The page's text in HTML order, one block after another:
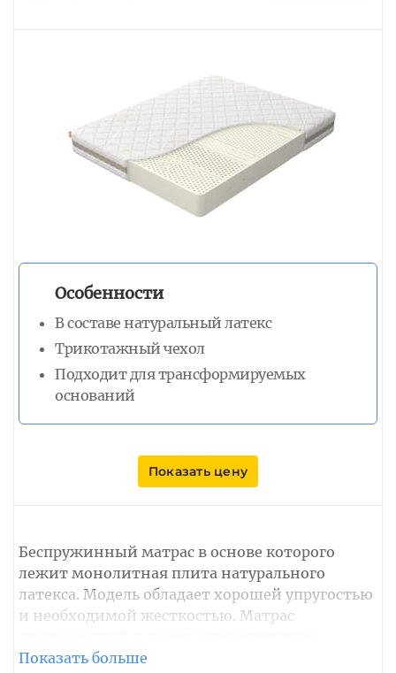
Особенности
В составе натуральный латекс
Трикотажный чехол
Подходит для трансформируемых
оснований
Показать цену
Беспружинный матрас в основе которого
лежит монолитная плита натурального
латекса. Модель обладает хорошей упругостью
и необходимой жесткостью. Матрас
среднюю жесткость сторон. Сквозная